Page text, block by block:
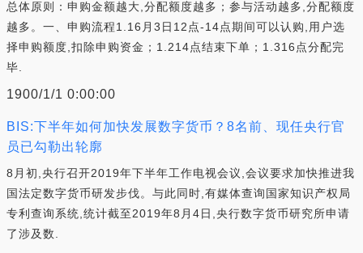
总体原则：申购金额越大,分配额度越多；参与活动越多,分配额度
越多。一、申购流程1.16月3日12点-14点期间可以认购,用户选
择申购额度,扣除申购资金；1.214点结束下单；1.316点分配完
毕.
1900/1/1 0:00:00
BIS:下半年如何加快发展数字货币？8名前、现任央行官
员已勾勒出轮廓
8月初,央行召开2019年下半年工作电视会议,会议要求加快推进我
国法定数字货币研发步伐。与此同时,有媒体查询国家知识产权局
专利查询系统,统计截至2019年8月4日,央行数字货币研究所申请
了涉及数.